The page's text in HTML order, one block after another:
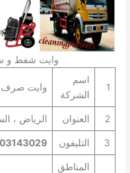
وايت شفط و
1
اسم
الشركة
وايت صرف
2 العنوان الرياض ،
3 التليفون
المناطق